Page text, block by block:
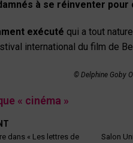
à se réinventer pour
exécuté qui a tout
international du film de
© Delphine Goby
« cinéma »
dans « Les lettres de
Salon